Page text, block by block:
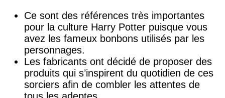
Ce sont des références très importantes
pour la culture Harry Potter puisque vous
avez les fameux bonbons utilisés par les
personnages.
Les fabricants ont décidé de proposer des
produits qui s’inspirent du quotidien de ces
sorciers afin de combler les attentes de